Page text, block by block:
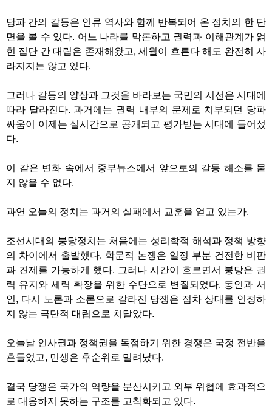
당파 간의 갈등은 인류 역사와 함께 반복되어 온 정치의 한 단
면을 볼 수 있다. 어느 나라를 막론하고 권력과 이해관계가 얽
힌 집단 간 대립은 존재해왔고,세월이 흐른다 해도 완전히 사
라지지는 않고 있다.
그러나 갈등의 양상과 그것을 바라보는 국민의 시선은 시대에
따라 달라진다.과거에는 권력 내부의 문제로 치부되던 당파
싸움이 이제는 실시간으로 공개되고 평가받는 시대에 들어섰
다.
이 같은 변화 속에서 중부뉴스에서 앞으로의 갈등 해소를 묻
지 않을 수 없다.
과연 오늘의 정치는 과거의 실패에서 교훈을 얻고 있는가.
조선시대의 붕당정치는 처음에는 성리학적 해석과 정책 방향
의 차이에서 출발했다. 학문적 논쟁은 일정 부분 건전한 비판
과 견제를 가능하게 했다. 그러나 시간이 흐르면서 붕당은 권
력 유지와 세력 확장을 위한 수단으로 변질되었다. 동인과 서
인, 다시 노론과 소론으로 갈라진 당쟁은 점차 상대를 인정하
지 않는 극단적 대립으로 치달았다.
오늘날 인사권과 정책권을 독점하기 위한 경쟁은 국정 전반을
흔들었고, 민생은 후순위로 밀려났다.
결국 당쟁은 국가의 역량을 분산시키고 외부 위협에 효과적으
로 대응하지 못하는 구조를 고착화되고 있다.